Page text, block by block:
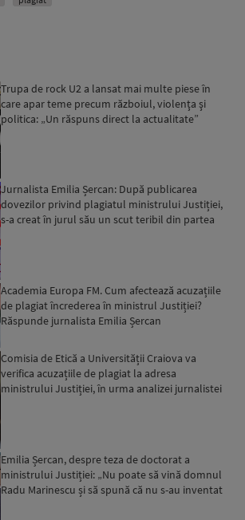
Trupa de rock U2 a lansat mai multe piese în
care apar teme precum războiul, violenţa şi
politica: „Un răspuns direct la actualitate”
Jurnalista Emilia Șercan: După publicarea
dovezilor privind plagiatul ministrului Justiției,
s-a creat în jurul său un scut teribil din partea
Academia Europa FM. Cum afectează acuzațiile
de plagiat încrederea în ministrul Justiției?
Răspunde jurnalista Emilia Șercan
Comisia de Etică a Universității Craiova va
verifica acuzațiile de plagiat la adresa
ministrului Justiției, în urma analizei jurnalistei
Emilia Șercan, despre teza de doctorat a
ministrului Justiției: „Nu poate să vină domnul
Radu Marinescu și să spună că nu s-au inventat